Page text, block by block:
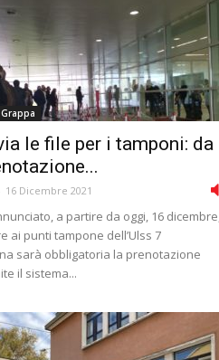
le file per i tamponi: da
16 Dicembre 2021
a partire da oggi, 16
ai punti tampone dell’Ulss 7
sarà obbligatoria la prenotazione
il sistema...